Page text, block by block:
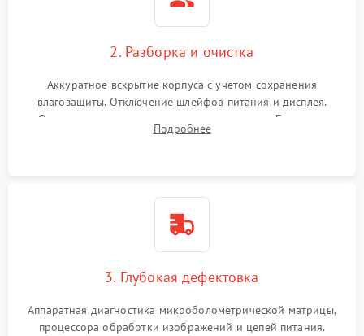
2. Разборка и очистка
Аккуратное вскрытие корпуса с учетом сохранения
влагозащиты. Отключение шлейфов питания и дисплея.
Очистка внутренних плат от окислов и пыли. Бережная
обработка германиевого объектива специализированными
Подробнее
3. Глубокая дефектовка
Аппаратная диагностика микроболометрической матрицы,
процессора обработки изображений и цепей питания.